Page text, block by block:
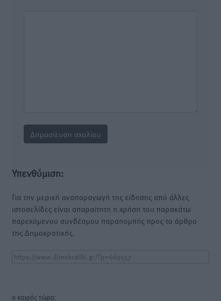
Υπενθύμιση:
Για την μερική αναπαραγωγή της είδησης από άλλες
ιστοσελίδες είναι απαραίτητη η χρήση του παρακάτω
παρεχόμενου συνδέσμου παραπομπής προς το άρθρο
της Δημοκρατικής.
o καιρός τώρα: